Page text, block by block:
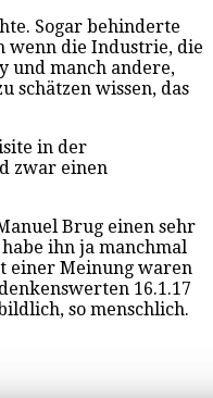
Sogar behinderte
wenn die Industrie, die
und manch andere,
schätzen wissen, das
in der
zwar einen
Brug einen sehr
ihn ja manchmal
einer Meinung waren
16.1.17
so menschlich.